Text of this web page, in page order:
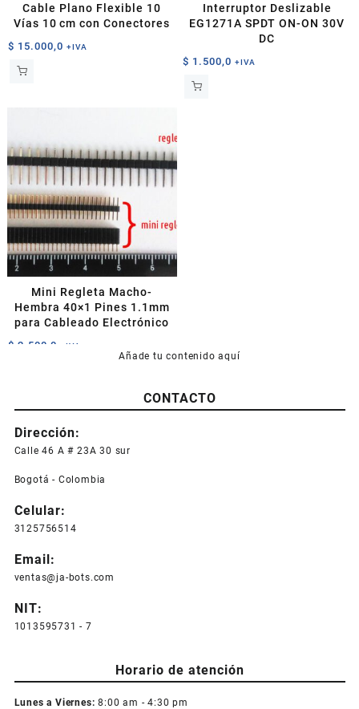
Cable Plano Flexible 10
Vías 10 cm con Conectores
$ 15.000,0 +IVA
Interruptor Deslizable
EG1271A SPDT ON-ON 30V
DC
$ 1.500,0 +IVA
Mini Regleta Macho-
Hembra 40×1 Pines 1.1mm
para Cableado Electrónico
$ 2.500,0 +IVA
Añade tu contenido aquí
CONTACTO
Dirección:
Calle 46 A # 23A 30 sur
Bogotá - Colombia
Celular:
3125756514
Email:
ventas@ja-bots.com
NIT:
1013595731 - 7
Horario de atención
Lunes a Viernes: 8:00 am - 4:30 pm